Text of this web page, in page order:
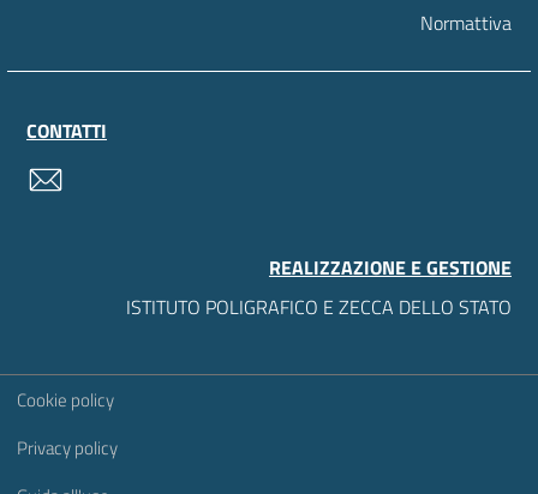
Normattiva
CONTATTI
REALIZZAZIONE E GESTIONE
ISTITUTO POLIGRAFICO E ZECCA DELLO STATO
Sezione Link Utili
Cookie policy
Privacy policy